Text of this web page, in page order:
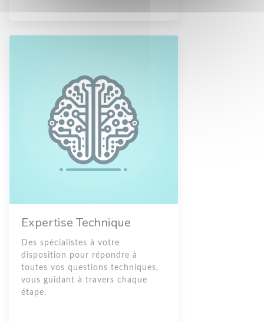
Expertise Technique
Des spécialistes à votre
disposition pour répondre à
toutes vos questions techniques,
vous guidant à travers chaque
étape.